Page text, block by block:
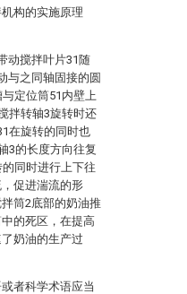
构的实施原理
动搅拌叶片31随
与之同轴固接的圆
定位筒51内壁上
拌转轴3旋转时还
在旋转的同时也
3的长度方向往复
同时进行上下往
促进湍流的形
筒2底部的奶油推
的死区，在提高
奶油的生产过
者科学术语应当